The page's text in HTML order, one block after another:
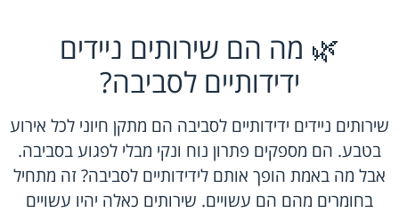
🌿 מה הם שירותים ניידים
ידידותיים לסביבה?
שירותים ניידים ידידותיים לסביבה הם מתקן חיוני לכל אירוע
בטבע. הם מספקים פתרון נוח ונקי מבלי לפגוע בסביבה.
אבל מה באמת הופך אותם לידידותיים לסביבה? זה מתחיל
בחומרים מהם הם עשויים. שירותים כאלה יהיו עשויים